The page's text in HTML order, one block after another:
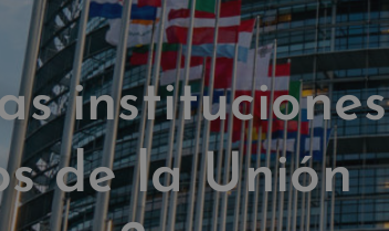
instituciones
de la Unión